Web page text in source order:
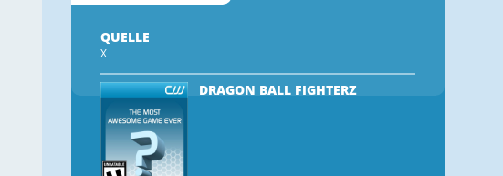
QUELLE
X
DRAGON BALL FIGHTERZ